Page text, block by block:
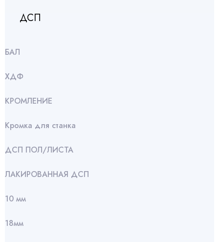
ДСП
БАЛ
ХДФ
КРОМЛЕНИЕ
Кромка для станка
ДСП ПОЛ/ЛИСТА
ЛАКИРОВАННАЯ ДСП
10 мм
18мм